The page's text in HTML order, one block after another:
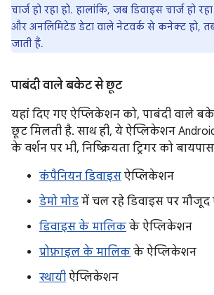
चार्ज हो रहा हो. हालांकि, जब डिवाइस चार्ज हो
और अनलिमिटेड डेटा वाले नेटवर्क से कनेक्ट हो,
जाती हैं.
पाबंदी वाले बकेट से छूट
यहां दिए गए ऐप्लिकेशन को, पाबंदी वाले
छूट मिलती है. साथ ही, ये ऐप्लिकेशन
के वर्शन पर भी, निष्क्रियता ट्रिगर को
कंपैनियन डिवाइस ऐप्लिकेशन
डेमो मोड में चल रहे डिवाइस पर
डिवाइस के मालिक के ऐप्लिकेशन
प्रोफ़ाइल के मालिक के ऐप्लिकेशन
स्थायी ऐप्लिकेशन